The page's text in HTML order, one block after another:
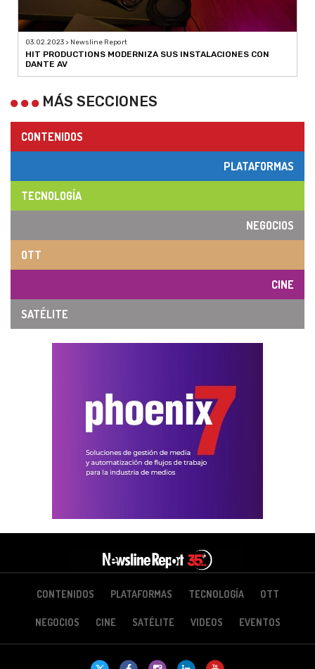
03.02.2023 > Newsline Report
HIT PRODUCTIONS MODERNIZA SUS INSTALACIONES CON
DANTE AV
MÁS SECCIONES
CONTENIDOS
PLATAFORMAS
TECNOLOGÍA
NEGOCIOS
OTT
CINE
SATÉLITE
CONTENIDOS PLATAFORMAS TECNOLOGÍA OTT
NEGOCIOS CINE SATÉLITE VIDEOS EVENTOS